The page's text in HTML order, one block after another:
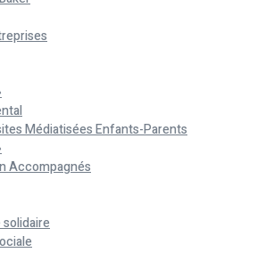
Médiatisées Enfants-Parents
Accompagnés